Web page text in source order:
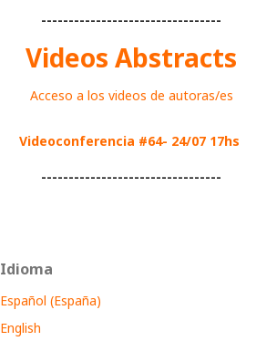
---------------------------------
Videos Abstracts
Acceso a los videos de autoras/es
Videoconferencia #64- 24/07 17hs
---------------------------------
Idioma
Español (España)
English